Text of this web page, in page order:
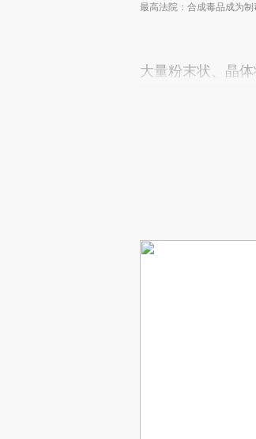
最高法院：合成毒品成为
大量粉末状、晶体